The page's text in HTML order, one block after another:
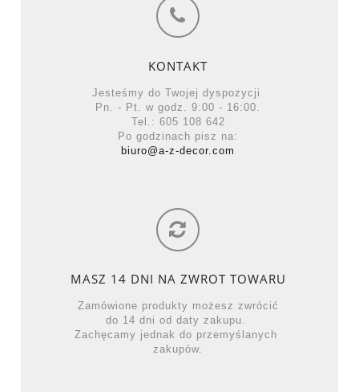
KONTAKT
Jesteśmy do Twojej dyspozycji
Pn. - Pt. w godz. 9:00 - 16:00.
Tel.: 605 108 642
Po godzinach pisz na:
biuro@a-z-decor.com
MASZ 14 DNI NA ZWROT TOWARU
Zamówione produkty możesz zwrócić
do 14 dni od daty zakupu.
Zachęcamy jednak do przemyślanych
zakupów.